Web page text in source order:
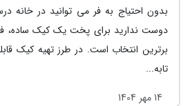
بدون احتیاج به فر می توانید در خانه
دوست ندارید برای پخت یک کیک ساده،
برترین انتخاب است. در طرز تهیه کیک
تابه...
14 مهر 1404